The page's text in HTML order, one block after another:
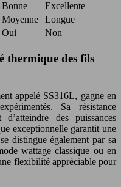
Bonne
Excellente
Moyenne
Longue
Oui Non
thermique des fils
appelé SS316L, gagne en
Sa résistance
des puissances
exceptionnelle garantit une
distingue également par sa
wattage classique ou en
flexibilité appréciable pour